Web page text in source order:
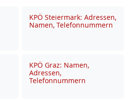
KPÖ Steiermark: Adressen,
Namen, Telefonnummern
KPÖ Graz: Namen,
Adressen,
Telefonnummern